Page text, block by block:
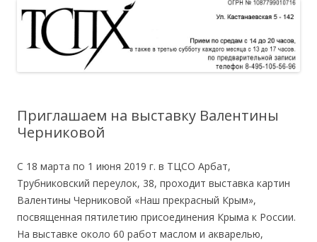
Приглашаем на выставку Валентины
Черниковой
С 18 марта по 1 июня 2019 г. в ТЦСО Арбат,
Трубниковский переулок, 38, проходит выставка картин
Валентины Черниковой «Наш прекрасный Крым»,
посвященная пятилетию присоединения Крыма к России.
На выставке около 60 работ маслом и акварелью,